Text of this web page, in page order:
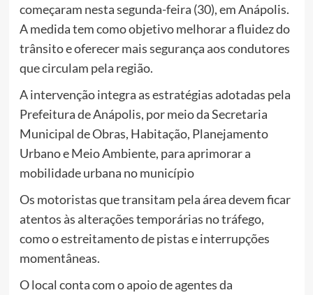
começaram nesta segunda-feira (30), em Anápolis.
A medida tem como objetivo melhorar a fluidez do
trânsito e oferecer mais segurança aos condutores
que circulam pela região.
A intervenção integra as estratégias adotadas pela
Prefeitura de Anápolis, por meio da Secretaria
Municipal de Obras, Habitação, Planejamento
Urbano e Meio Ambiente, para aprimorar a
mobilidade urbana no município
Os motoristas que transitam pela área devem ficar
atentos às alterações temporárias no tráfego,
como o estreitamento de pistas e interrupções
momentâneas.
O local conta com o apoio de agentes da